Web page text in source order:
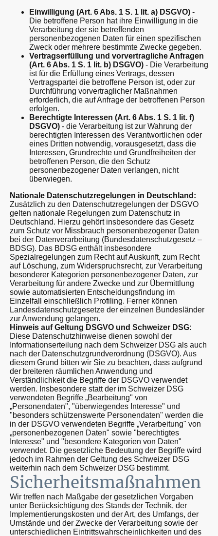
Einwilligung (Art. 6 Abs. 1 S. 1 lit. a) DSGVO) -
Die betroffene Person hat ihre Einwilligung in die
Verarbeitung der sie betreffenden
personenbezogenen Daten für einen spezifischen
Zweck oder mehrere bestimmte Zwecke gegeben.
Vertragserfüllung und vorvertragliche Anfragen
(Art. 6 Abs. 1 S. 1 lit. b) DSGVO) - Die Verarbeitung
ist für die Erfüllung eines Vertrags, dessen
Vertragspartei die betroffene Person ist, oder zur
Durchführung vorvertraglicher Maßnahmen
erforderlich, die auf Anfrage der betroffenen Person
erfolgen.
Berechtigte Interessen (Art. 6 Abs. 1 S. 1 lit. f)
DSGVO) - die Verarbeitung ist zur Wahrung der
berechtigten Interessen des Verantwortlichen oder
eines Dritten notwendig, vorausgesetzt, dass die
Interessen, Grundrechte und Grundfreiheiten der
betroffenen Person, die den Schutz
personenbezogener Daten verlangen, nicht
überwiegen.
Nationale Datenschutzregelungen in Deutschland:
Zusätzlich zu den Datenschutzregelungen der DSGVO
gelten nationale Regelungen zum Datenschutz in
Deutschland. Hierzu gehört insbesondere das Gesetz
zum Schutz vor Missbrauch personenbezogener Daten
bei der Datenverarbeitung (Bundesdatenschutzgesetz –
BDSG). Das BDSG enthält insbesondere
Spezialregelungen zum Recht auf Auskunft, zum Recht
auf Löschung, zum Widerspruchsrecht, zur Verarbeitung
besonderer Kategorien personenbezogener Daten, zur
Verarbeitung für andere Zwecke und zur Übermittlung
sowie automatisierten Entscheidungsfindung im
Einzelfall einschließlich Profiling. Ferner können
Landesdatenschutzgesetze der einzelnen Bundesländer
zur Anwendung gelangen.
Hinweis auf Geltung DSGVO und Schweizer DSG:
Diese Datenschutzhinweise dienen sowohl der
Informationserteilung nach dem Schweizer DSG als auch
nach der Datenschutzgrundverordnung (DSGVO). Aus
diesem Grund bitten wir Sie zu beachten, dass aufgrund
der breiteren räumlichen Anwendung und
Verständlichkeit die Begriffe der DSGVO verwendet
werden. Insbesondere statt der im Schweizer DSG
verwendeten Begriffe „Bearbeitung" von
„Personendaten", "überwiegendes Interesse" und
"besonders schützenswerte Personendaten" werden die
in der DSGVO verwendeten Begriffe „Verarbeitung" von
„personenbezogenen Daten" sowie "berechtigtes
Interesse" und "besondere Kategorien von Daten"
verwendet. Die gesetzliche Bedeutung der Begriffe wird
jedoch im Rahmen der Geltung des Schweizer DSG
weiterhin nach dem Schweizer DSG bestimmt.
Sicherheitsmaßnahmen
Wir treffen nach Maßgabe der gesetzlichen Vorgaben
unter Berücksichtigung des Stands der Technik, der
Implementierungskosten und der Art, des Umfangs, der
Umstände und der Zwecke der Verarbeitung sowie der
unterschiedlichen Eintrittswahrscheinlichkeiten und des